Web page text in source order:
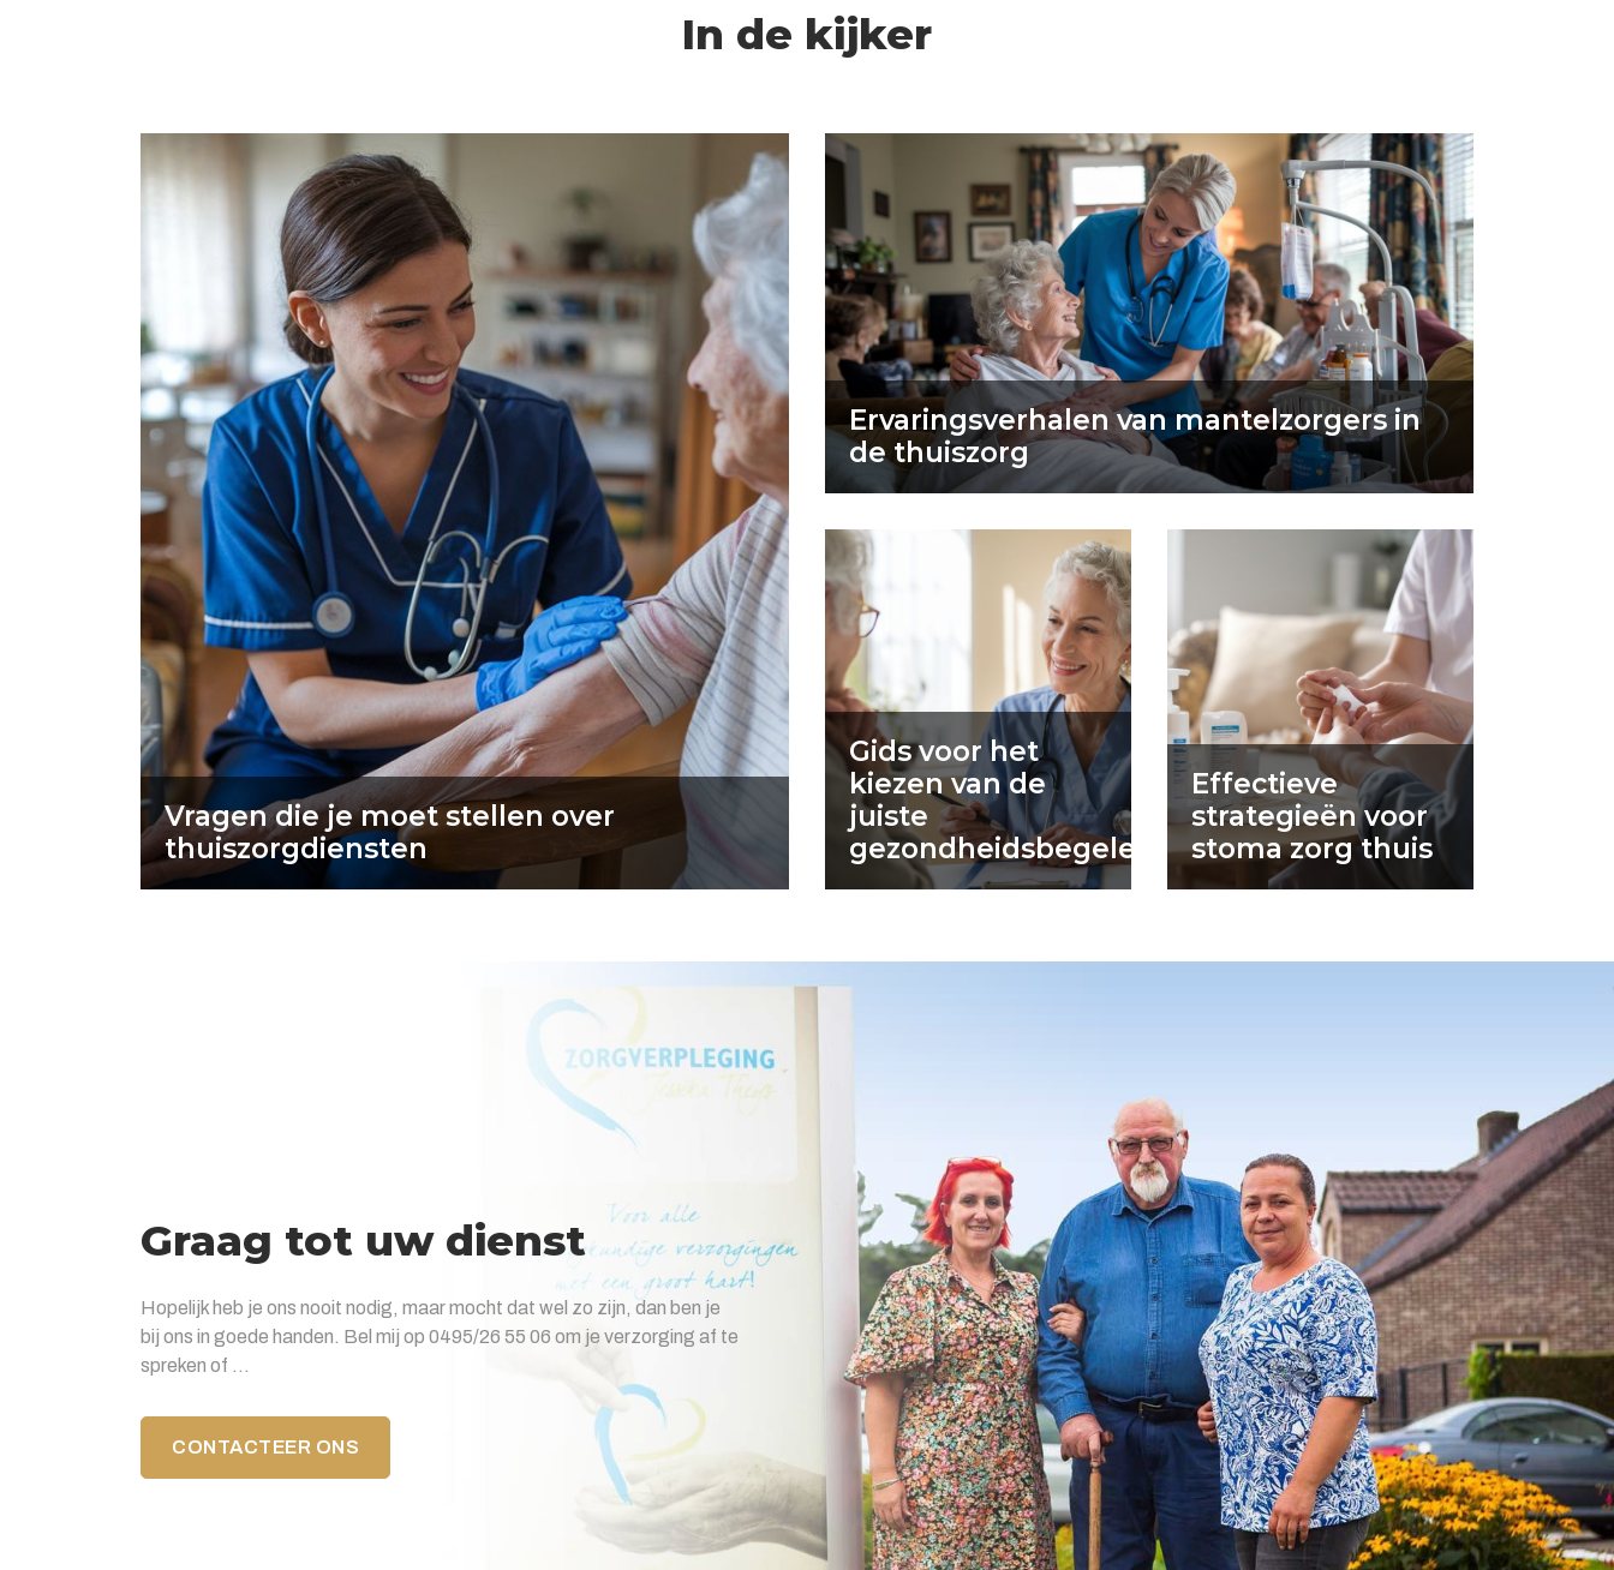
In de kijker
Vragen die je moet stellen over
thuiszorgdiensten
Ervaringsverhalen van mantelzorgers in
de thuiszorg
Gids voor het
kiezen van de
juiste
gezondheidsbegeleiding
Effectieve
strategieën voor
stoma zorg thuis
Graag tot uw dienst
Hopelijk heb je ons nooit nodig, maar mocht dat wel zo zijn, dan ben je
bij ons in goede handen. Bel mij op 0495/26 55 06 om je verzorging af te
spreken of ...
CONTACTEER ONS